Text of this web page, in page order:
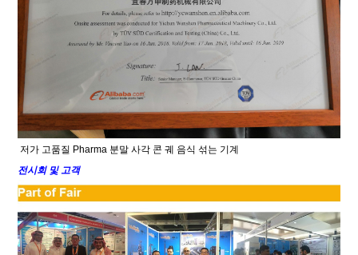
저가 고품질 Pharma 분말 사각 콘 궤 음식 섞는 기계
전시회 및 고객